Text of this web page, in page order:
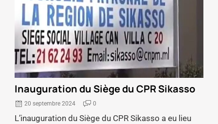
Inauguration du Siège du CPR Sikasso
20 septembre 2024 0
L’inauguration du Siège du CPR Sikasso a eu lieu